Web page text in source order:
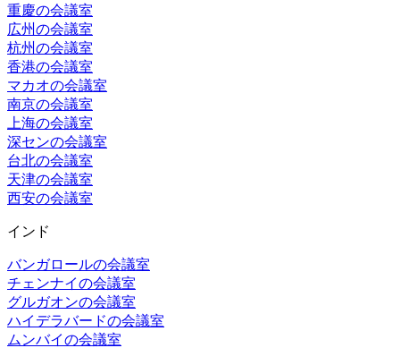
重慶の会議室
広州の会議室
杭州の会議室
香港の会議室
マカオの会議室
南京の会議室
上海の会議室
深センの会議室
台北の会議室
天津の会議室
西安の会議室
インド
バンガロールの会議室
チェンナイの会議室
グルガオンの会議室
ハイデラバードの会議室
ムンバイの会議室